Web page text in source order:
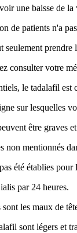
une baisse de
de patients n'a
consulter votre
le tadalafil
sur lesquelles
être graves
non mentionnés
été établies pour
par 24 heures.
les maux de
sont légers et